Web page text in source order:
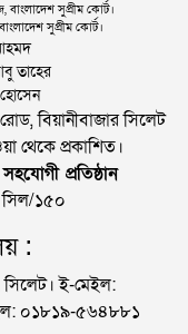
সুপ্রীম কোর্ট।
সুপ্রীম কোর্ট।
তাহের
বিয়ানীবাজার সিলেট
থেকে প্রকাশিত।
প্রতিষ্ঠান
সিল/১৫০
:
সিলেট। ই-মেইল:
০১৮১৯-৫৬৪৮৮১